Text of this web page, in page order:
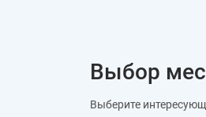
Выбор
Выберите